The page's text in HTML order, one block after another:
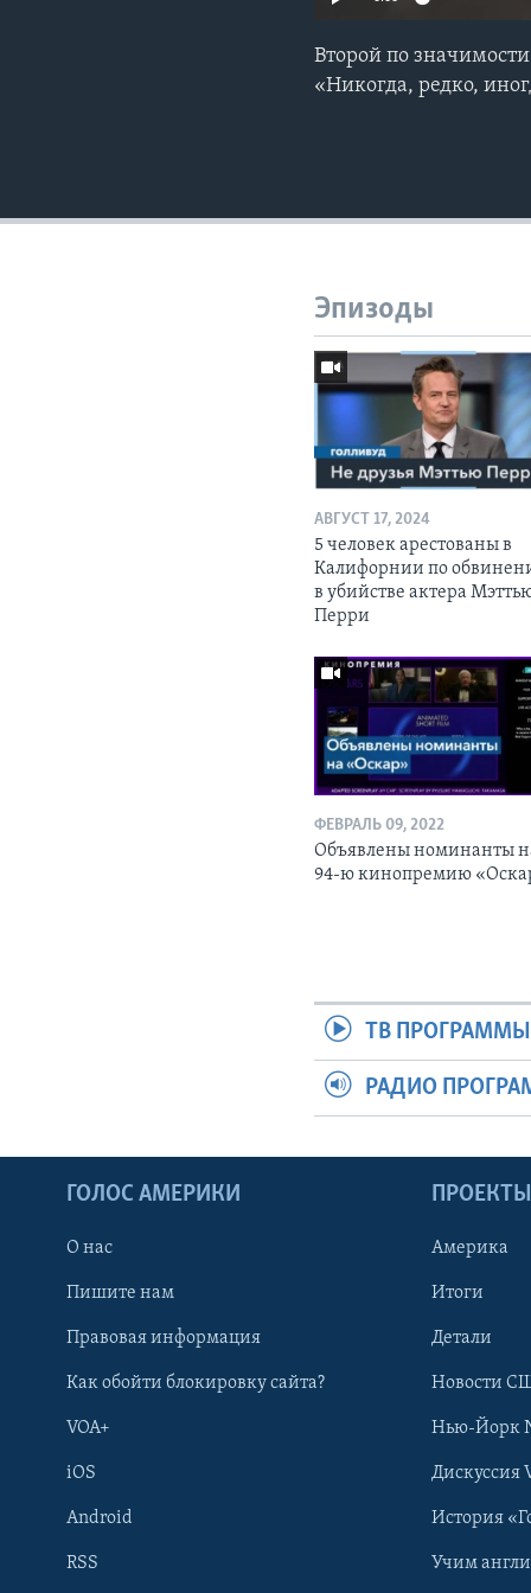
Второй по
«Никогда, редко,
Эпизоды
АВГУСТ 17, 2024
5 человек арестованы в
Калифорнии по
в убийстве актера
Перри
ФЕВРАЛЬ 09, 2022
Объявлены номинанты
94-ю кинопремию
ТВ ПРОГРАММЫ
РАДИО
ГОЛОС АМЕРИКИ
О нас
Пишите нам
Правовая информация
Как обойти блокировку сайта?
VOA+
iOS
Android
RSS
ПРОЕКТЫ
Америка
Итоги
Детали
Новости
Нью-Йорк
Дискуссия
История
Учим